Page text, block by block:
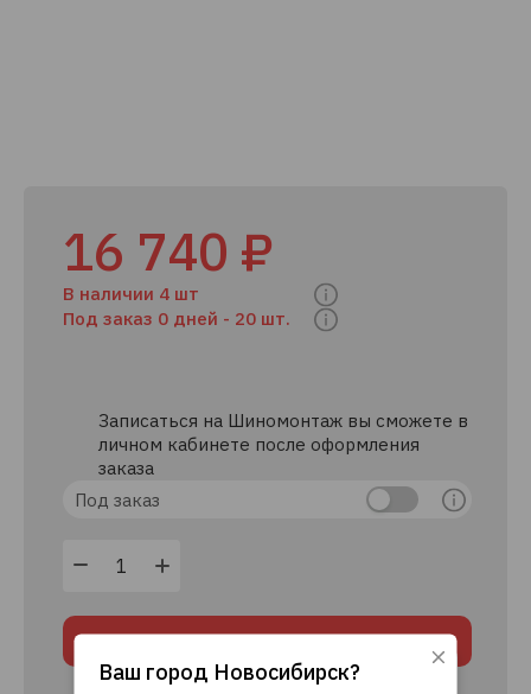
16 740 ₽
В наличии 4 шт
Под заказ 0 дней - 20 шт.
Записаться на Шиномонтаж вы сможете в
личном кабинете после оформления
заказа
Под заказ
В корзину
Ваш город Новосибирск?
Используя данный сайт, вы даете согласие